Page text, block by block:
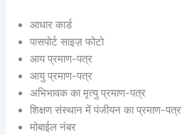
आधार कार्ड
पासपोर्ट साइज़ फोटो
आय प्रमाण-पत्र
आयु प्रमाण-पत्र
अभिभावक का मृत्यु प्रमाण-पत्र
शिक्षण संस्थान में पंजीयन का प्रमाण-पत्र
मोबाईल नंबर